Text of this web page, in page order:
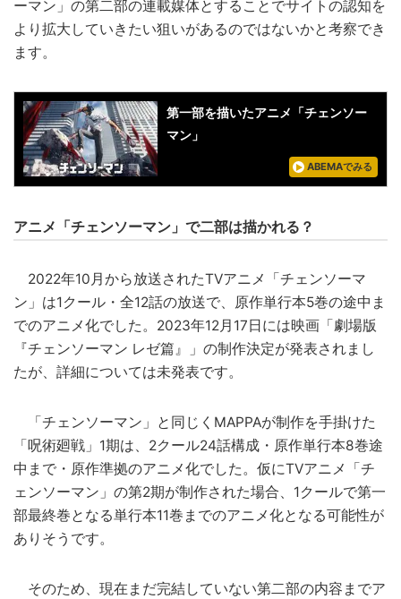
ーマン」の第二部の連載媒体とすることでサイトの認知を
より拡大していきたい狙いがあるのではないかと考察でき
ます。
第一部を描いたアニメ「チェンソー
マン」
ABEMAでみる
アニメ「チェンソーマン」で二部は描かれる？
2022年10月から放送されたTVアニメ「チェンソーマ
ン」は1クール・全12話の放送で、原作単行本5巻の途中ま
でのアニメ化でした。2023年12月17日には映画「劇場版
『チェンソーマン レゼ篇』」の制作決定が発表されまし
たが、詳細については未発表です。
「チェンソーマン」と同じくMAPPAが制作を手掛けた
「呪術廻戦」1期は、2クール24話構成・原作単行本8巻途
中まで・原作準拠のアニメ化でした。仮にTVアニメ「チ
ェンソーマン」の第2期が制作された場合、1クールで第一
部最終巻となる単行本11巻までのアニメ化となる可能性が
ありそうです。
そのため、現在まだ完結していない第二部の内容までア